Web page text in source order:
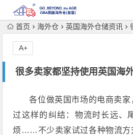
首页 海外仓 英国海外仓储资讯
很多卖家都坚持使用英国海
A+
各位做英国市场的电商卖
过这样的纠结：物流时长远、
烦……不少卖家试过各种物流方